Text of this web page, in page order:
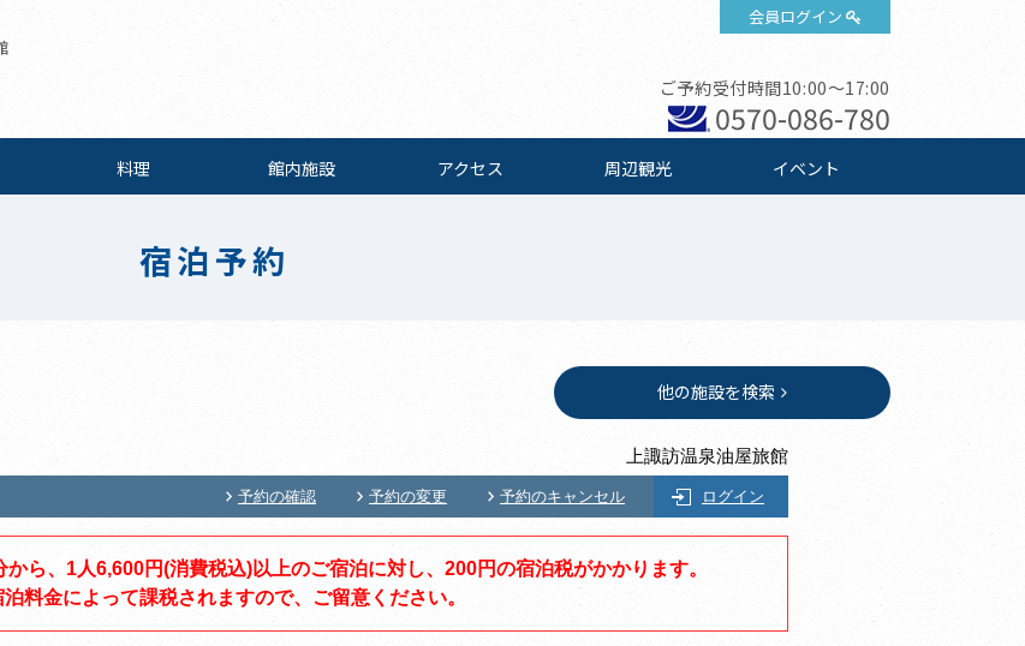
会員ログイン
ご予約受付時間10:00～17:00
0570-086-780
料理 館内施設 アクセス 周辺観光 イベント
宿泊予約
他の施設を検索
上諏訪温泉油屋旅館
予約の確認 予約の変更 予約のキャンセル ログイン
ら、1人6,600円(消費税込)以上のご宿泊に対し、200円の宿泊税がかかります。
料金によって課税されますので、ご留意ください。